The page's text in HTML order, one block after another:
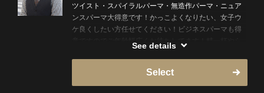
ツイスト・スパイラルパーマ・無造作パーマ・ニュア
ンスパーマ大得意です！かっこよくなりたい、女子ウ
ケ良くしたい方任せてください！ビジネスパーマも得
意ですのでご年齢幅広くお待ちしてます！精一杯やら
ツーブロやマッシュスタイルのストリート系ツイスト
See details
Select